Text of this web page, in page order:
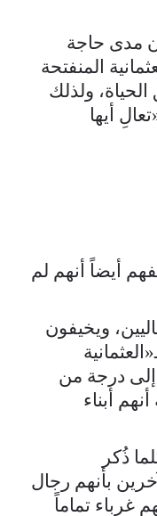
مدى حاجة
المنفتحة
ولذلك
أيها
أيضاً أنهم لم
ويخيفون
إلى درجة من
أبناء
ذُكر
بأنهم رجال
غرباء تماماً